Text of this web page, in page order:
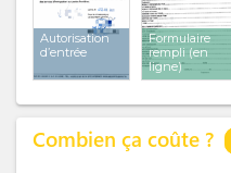
Autorisation
d’entrée
Formulaire
rempli (en
ligne)
Combien ça coûte ?